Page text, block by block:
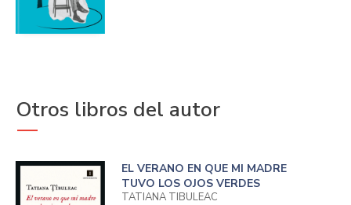
Otros libros del autor
EL VERANO EN QUE MI MADRE
TUVO LOS OJOS VERDES
TATIANA TIBULEAC